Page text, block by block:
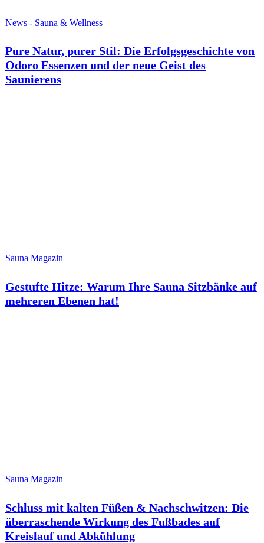
News - Sauna & Wellness
Pure Natur, purer Stil: Die Erfolgsgeschichte von
Odoro Essenzen und der neue Geist des
Saunierens
Sauna Magazin
Gestufte Hitze: Warum Ihre Sauna Sitzbänke auf
mehreren Ebenen hat!
Sauna Magazin
Schluss mit kalten Füßen & Nachschwitzen: Die
überraschende Wirkung des Fußbades auf
Kreislauf und Abkühlung